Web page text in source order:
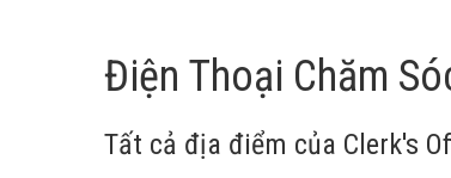
Điện Thoại Chăm
Tất cả địa điểm của Clerk's